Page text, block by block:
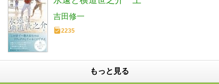
吉田修一
2235
もっと見る